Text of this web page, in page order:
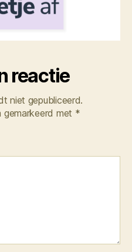
reactie
niet gepubliceerd.
gemarkeerd met *